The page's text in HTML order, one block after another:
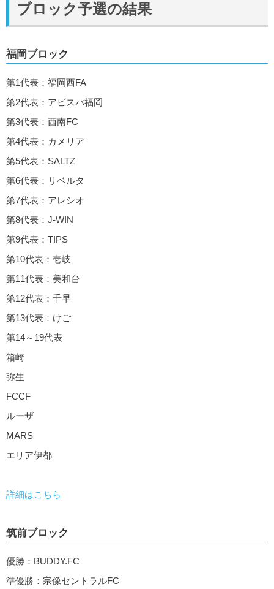
ブロック予選の結果
福岡ブロック
第1代表：福岡西FA
第2代表：アビスパ福岡
第3代表：西南FC
第4代表：カメリア
第5代表：SALTZ
第6代表：リベルタ
第7代表：アレシオ
第8代表：J-WIN
第9代表：TIPS
第10代表：壱岐
第11代表：美和台
第12代表：千早
第13代表：けご
第14～19代表
箱崎
弥生
FCCF
ルーザ
MARS
エリア伊都
詳細はこちら
筑前ブロック
優勝：BUDDY.FC
準優勝：宗像セントラルFC